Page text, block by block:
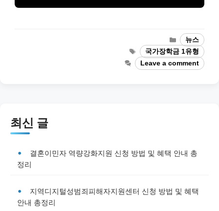
Categories
뉴스
Tags국가장학금 1유형
Leave a comment
최신 글
결혼이민자 역량강화지원 신청 방법 및 혜택 안내 총
정리
지역디지털성범죄피해자지원센터 신청 방법 및 혜택
안내 총정리